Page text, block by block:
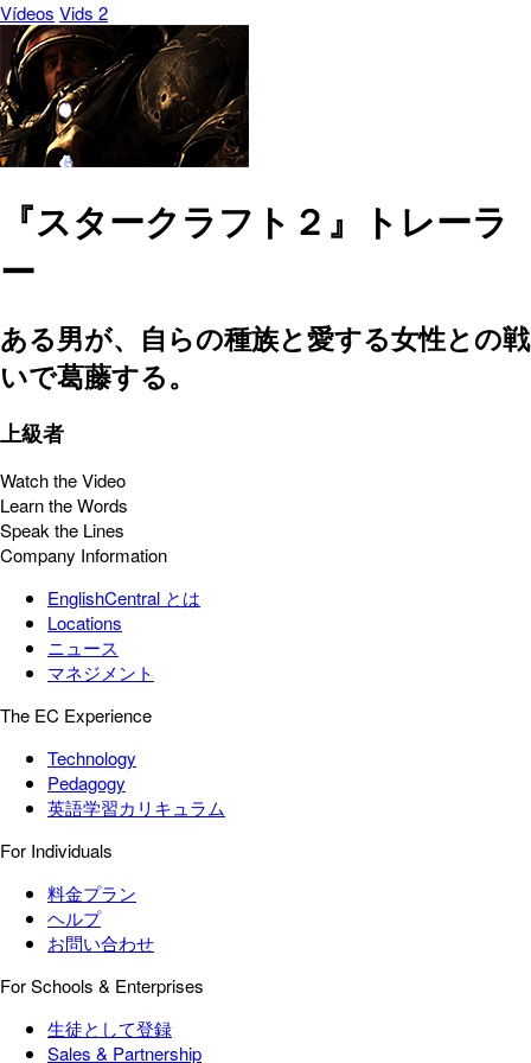
Vídeos Vids 2
『スタークラフト２』トレーラ
ー
ある男が、自らの種族と愛する女性との戦
いで葛藤する。
上級者
Watch the Video
Learn the Words
Speak the Lines
Company Information
EnglishCentral とは
Locations
ニュース
マネジメント
The EC Experience
Technology
Pedagogy
英語学習カリキュラム
For Individuals
料金プラン
ヘルプ
お問い合わせ
For Schools & Enterprises
生徒として登録
Sales & Partnership